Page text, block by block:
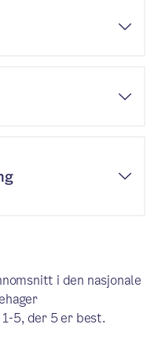
i den nasjonale
1-5, der 5 er best.